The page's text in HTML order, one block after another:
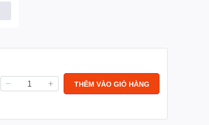
THÊM VÀO GIỎ HÀNG